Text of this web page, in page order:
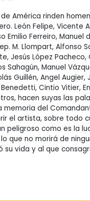
América rinden
León Felipe, Vicente
Emilio Ferreiro, Manuel
M. Llompart, Alfonso
Jesús López Pacheco,
Sahagún, Manuel
Guillén, Angel Augier,
Cintio Vitier,
hacen suyas las
memoria del
el artista, sobre todo
peligroso como es la
que no morirá de
su vida y al que